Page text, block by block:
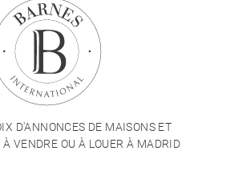
D'ANNONCES DE MAISONS ET
VENDRE OU À LOUER À MADRID